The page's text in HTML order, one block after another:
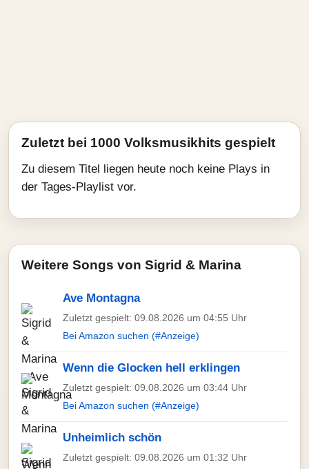
Zuletzt bei 1000 Volksmusikhits gespielt
Zu diesem Titel liegen heute noch keine Plays in
der Tages-Playlist vor.
Weitere Songs von Sigrid & Marina
Ave Montagna
Zuletzt gespielt: 09.08.2026 um 04:55 Uhr
Bei Amazon suchen (#Anzeige)
Wenn die Glocken hell erklingen
Zuletzt gespielt: 09.08.2026 um 03:44 Uhr
Bei Amazon suchen (#Anzeige)
Unheimlich schön
Zuletzt gespielt: 09.08.2026 um 01:32 Uhr